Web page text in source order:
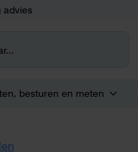
advies
besturen en meten